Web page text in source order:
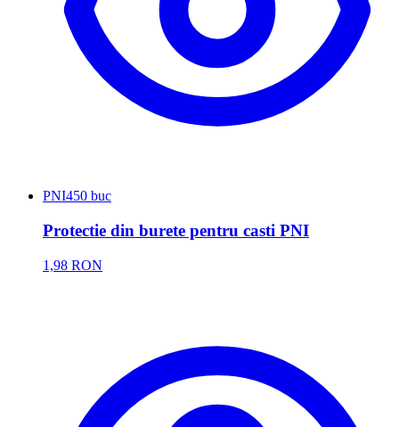
PNI450 buc
Protectie din burete pentru casti PNI
1,98 RON